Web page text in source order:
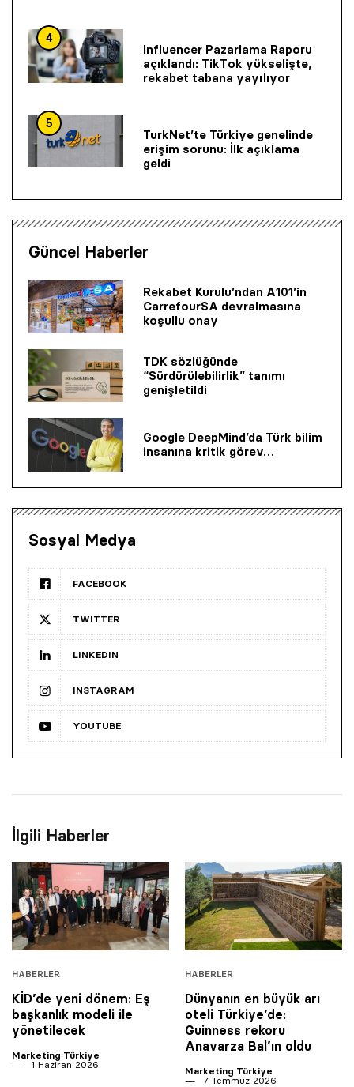
4
Influencer Pazarlama Raporu
açıklandı: TikTok yükselişte,
rekabet tabana yayılıyor
5
TurkNet’te Türkiye genelinde
erişim sorunu: İlk açıklama
geldi
Güncel Haberler
Rekabet Kurulu’ndan A101’in
CarrefourSA devralmasına
koşullu onay
TDK sözlüğünde
“Sürdürülebilirlik” tanımı
genişletildi
Google DeepMind’da Türk bilim
insanına kritik görev…
Sosyal Medya
FACEBOOK
TWITTER
LINKEDIN
INSTAGRAM
YOUTUBE
İlgili Haberler
HABERLER
KİD’de yeni dönem: Eş
başkanlık modeli ile
yönetilecek
Marketing Türkiye
1 Haziran 2026
HABERLER
Dünyanın en büyük arı
oteli Türkiye’de:
Guinness rekoru
Anavarza Bal’ın oldu
Marketing Türkiye
7 Temmuz 2026